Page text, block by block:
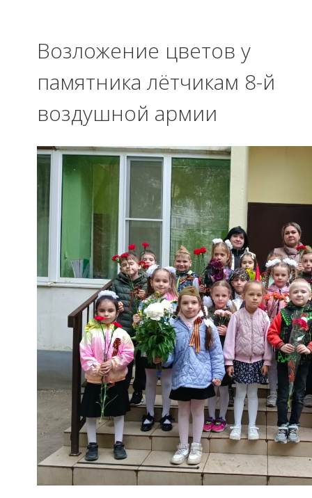
Возложение цветов у
памятника лётчикам 8-й
воздушной армии